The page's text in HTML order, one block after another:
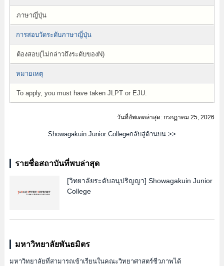
ภาษาญี่ปุ่น
การสอบวัดระดับภาษาญี่ปุ่น
ต้องสอบ(ไม่กล่าวถึงระดับของN)
หมายเหตุ
To apply, you must have taken JLPT or EJU.
วันที่อัพเดตล่าสุด: กรกฏาคม 25, 2026
Showagakuin Junior Collegeกลับสู่ด้านบน >>
รายชื่อสถาบันที่พบล่าสุด
[วิทยาลัยระดับอนุปริญญา] Showagakuin Junior
College
มหาวิทยาลัยพันธมิตร
มหาวิทยาลัยที่สามารถเข้าเรียนในคณะวิทยาศาสตร์ชีวภาพได้